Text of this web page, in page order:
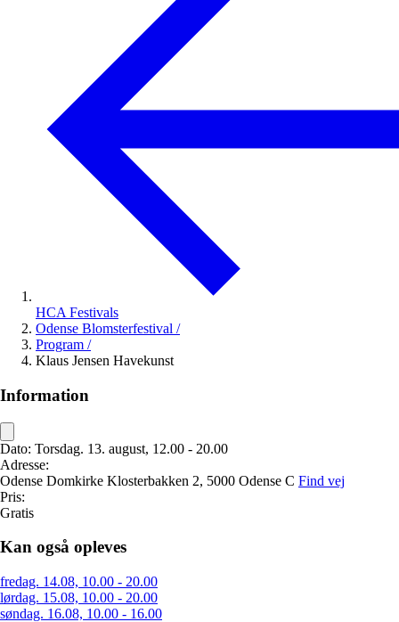
HCA Festivals
Odense Blomsterfestival /
Program /
Klaus Jensen Havekunst
Information
Dato: Torsdag. 13. august, 12.00 - 20.00
Adresse:
Odense Domkirke Klosterbakken 2, 5000 Odense C Find vej
Pris:
Gratis
Kan også opleves
fredag. 14.08, 10.00 - 20.00
lørdag. 15.08, 10.00 - 20.00
søndag. 16.08, 10.00 - 16.00